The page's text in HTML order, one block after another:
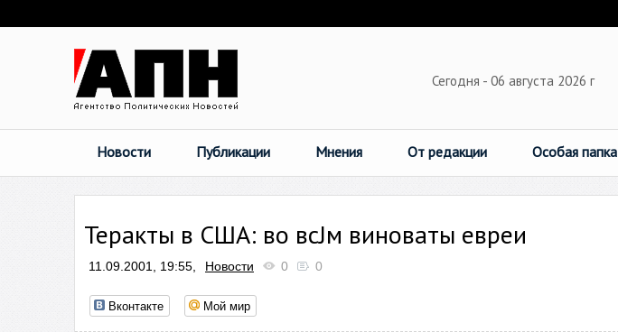
Сегодня - 06 августа 2026 г
Новости Публикации Мнения От редакции Особая папка
Теракты в США: во всЈм виноваты евреи
11.09.2001, 19:55, Новости 0 0
Вконтакте Мой мир